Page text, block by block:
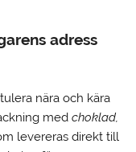
adress
nära och kära
medchoklad,
levereras direkt till